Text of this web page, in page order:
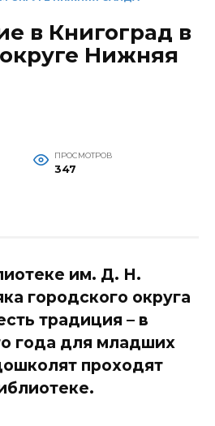
в Книгоград в
Нижняя
ПРОСМОТРОВ
347
им. Д. Н.
городского округа
традиция – в
года для младших
проходят